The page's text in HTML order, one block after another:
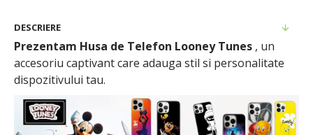
DESCRIERE
Prezentam Husa de Telefon Looney Tunes , un
accesoriu captivant care adauga stil si personalitate
dispozitivului tau.